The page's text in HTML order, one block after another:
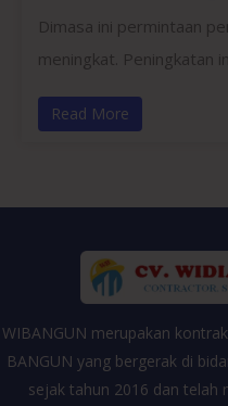
Dimasa ini permintaan
meningkat. Peningkatan
Read More
WIBANGUN merupakan
BANGUN yang bergerak di
sejak tahun 2016 dan telah